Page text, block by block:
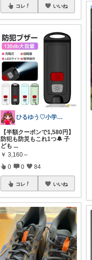
コレ いいね
ひるゆう♡小学生2児ママ
【半額クーポンで1,580円】
防犯も防災もこれ1つ🔔 子
ども ...
￥ 3,160～
0 0 84
コレ いいね